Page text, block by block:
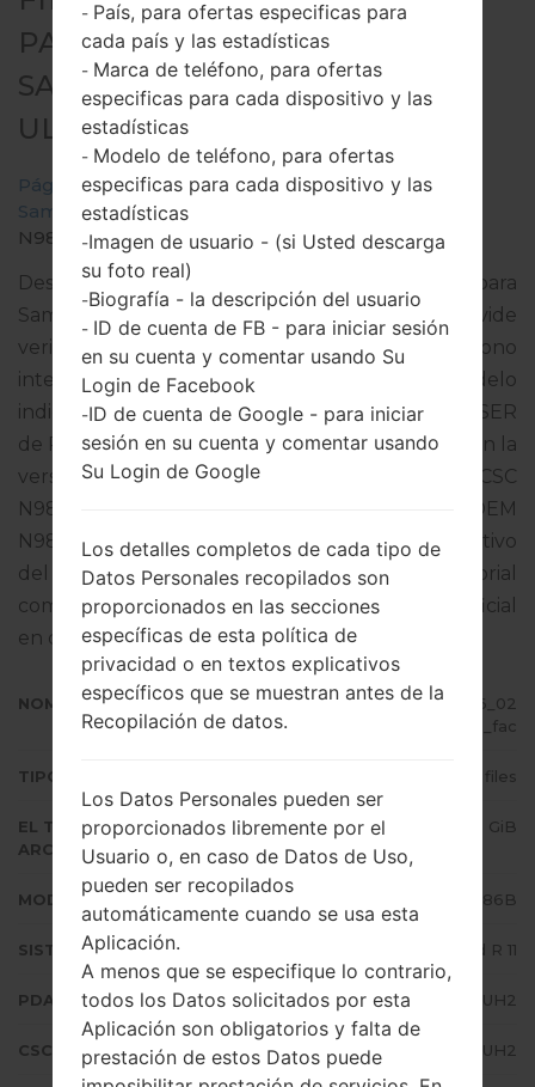
PARA SM-N986B -
SAMSUNGGALAXY NOTE 20
ULTRA 5G
Página principal →Galaxy Note 20 Ultra 5G →
SamsungSM-N986B
N986B_1_20210806080936_02u4o8o092_fac.zip
Descargue la última actualización de firmware para
Samsung Galaxy Note 20 Ultra 5G, pero no olvide
verificar si el número de modelo de su teléfono
inteligente corresponde al número de modelo
indicado % MODEL%. El código del firmware es SER
de RUSSIAN FEDERATION. El producto viene con la
versión PDA N986BXXU3DUH2 y la versión CSC
N986BOXM3DUH2,Versión de MODEM
N986BXXU3DUH2. La versión del sistema operativo
del firmware dado es Android R 11. Tutorial
completo sobre cómo actualizar el firmware oficial
en dispositivos Samsungaquí
NOMBRE DE ARCHIVO
SM-N986B_1_20210806080936_02
u4o8o092_fac
TIPO DE FIRMWARE 4 files
EL TAMAÑO DEL
ARCHIVO
7.32 GiB
MODELO Samsung SM-N986B
SISTEMA OPERATIVO Android R 11
PDA/AP VERSIÓN N986BXXU3DUH2
CSC VERSIÓN N986BOXM3DUH2
- País, para ofertas especificas para
cada país y las estadísticas
- Marca de teléfono, para ofertas
especificas para cada dispositivo y las
estadísticas
- Modelo de teléfono, para ofertas
especificas para cada dispositivo y las
estadísticas
-Imagen de usuario - (si Usted descarga
su foto real)
-Biografía - la descripción del usuario
- ID de cuenta de FB - para iniciar sesión
en su cuenta y comentar usando Su
Login de Facebook
-ID de cuenta de Google - para iniciar
sesión en su cuenta y comentar usando
Su Login de Google
Los detalles completos de cada tipo de
Datos Personales recopilados son
proporcionados en las secciones
específicas de esta política de
privacidad o en textos explicativos
específicos que se muestran antes de la
Recopilación de datos.
Los Datos Personales pueden ser
proporcionados libremente por el
Usuario o, en caso de Datos de Uso,
pueden ser recopilados
automáticamente cuando se usa esta
Aplicación.
A menos que se especifique lo contrario,
todos los Datos solicitados por esta
Aplicación son obligatorios y falta de
prestación de estos Datos puede